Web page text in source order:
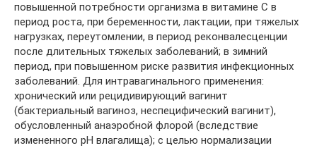
повышенной потребности организма в витамине С в
период роста, при беременности, лактации, при тяжелых
нагрузках, переутомлении, в период реконвалесценции
после длительных тяжелых заболеваний; в зимний
период, при повышенном риске развития инфекционных
заболеваний. Для интравагинального применения:
хронический или рецидивирующий вагинит
(бактериальный вагиноз, неспецифический вагинит),
обусловленный анаэробной флорой (вследствие
измененного рН влагалища); с целью нормализации